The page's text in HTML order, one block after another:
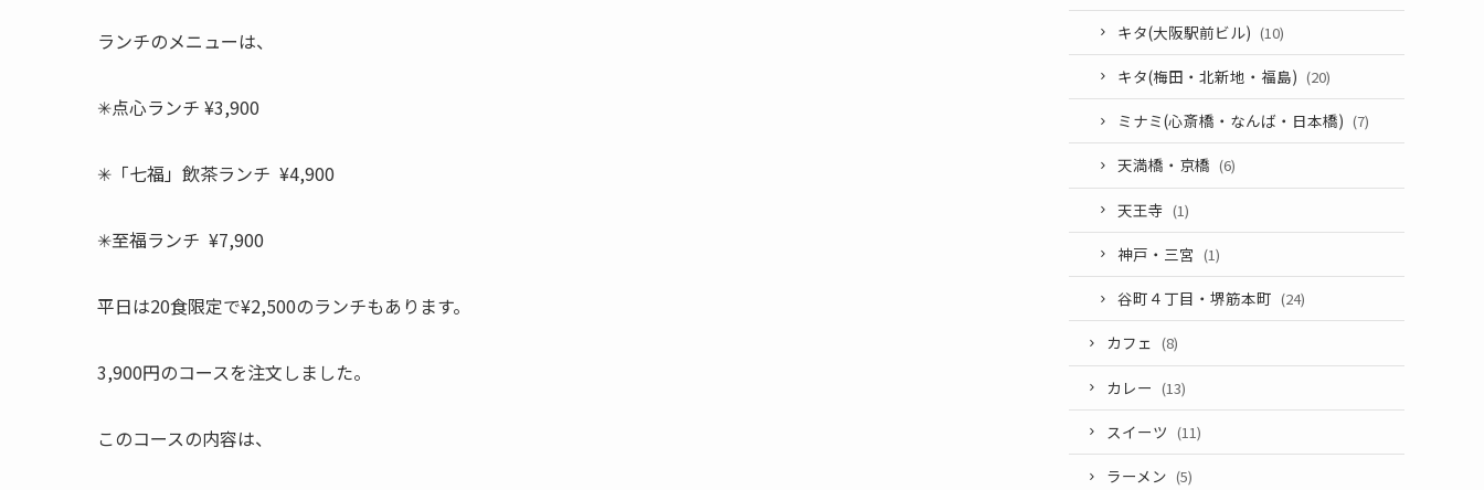
ランチのメニューは、
✳︎点心ランチ ¥3,900
✳︎「七福」飲茶ランチ ¥4,900
✳︎至福ランチ ¥7,900
平日は20食限定で¥2,500のランチもあります。
3,900円のコースを注文しました。
このコースの内容は、
キタ(大阪駅前ビル) (10)
キタ(梅田・北新地・福島) (20)
ミナミ(心斎橋・なんば・日本橋) (7)
天満橋・京橋 (6)
天王寺 (1)
神戸・三宮 (1)
谷町４丁目・堺筋本町 (24)
カフェ (8)
カレー (13)
スイーツ (11)
ラーメン (5)